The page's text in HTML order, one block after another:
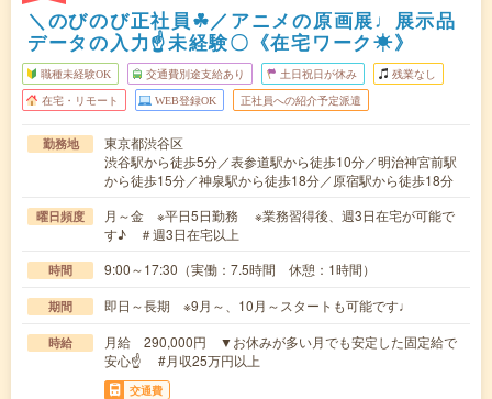
＼のびのび正社員☘／アニメの原画展♩展示品
データの入力☝未経験〇《在宅ワーク☀》
職種未経験OK 交通費別途支給あり 土日祝日が休み 残業なし
在宅・リモート WEB登録OK 正社員への紹介予定派遣
勤務地
東京都渋谷区
渋谷駅から徒歩5分／表参道駅から徒歩10分／明治神宮前駅
から徒歩15分／神泉駅から徒歩18分／原宿駅から徒歩18分
曜日頻度
月～金 ※平日5日勤務 ※業務習得後、週3日在宅が可能で
す♪ ＃週3日在宅以上
時間 9:00～17:30（実働：7.5時間 休憩：1時間）
期間 即日～長期 ※9月～、10月～スタートも可能です♩
時給
月給 290,000円 ▼お休みが多い月でも安定した固定給で
安心☝ #月収25万円以上
交通費